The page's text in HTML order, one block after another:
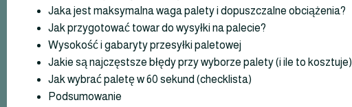
Jaka jest maksymalna waga palety i dopuszczalne obciążenia?
Jak przygotować towar do wysyłki na palecie?
Wysokość i gabaryty przesyłki paletowej
Jakie są najczęstsze błędy przy wyborze palety (i ile to kosztuje)
Jak wybrać paletę w 60 sekund (checklista)
Podsumowanie